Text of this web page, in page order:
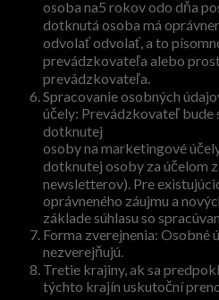
osoba na5 rokov odo dňa
dotknutá osoba má
odvolať odvolať, a to
prevádzkovateľa alebo
prevádzkovateľa.
Spracovanie osobných
účely: Prevádzkovateľ bude
dotknutej
osoby na marketingové
dotknutej osoby za účelom
newsletterov). Pre
oprávneného záujmu a
základe súhlasu so
Forma zverejnenia: Osobné
nezverejňujú.
Tretie krajiny, ak sa
týchto krajín uskutoční